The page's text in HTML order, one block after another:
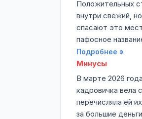
Положительных
внутри свежий,
спасают это
пафосное
Подробнее »
Минусы
В марте 2026
кадровичка вела
перечисляла ей
за большие